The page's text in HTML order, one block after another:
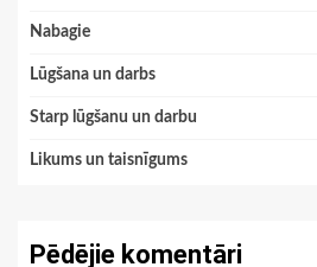
Nabagie
Lūgšana un darbs
Starp lūgšanu un darbu
Likums un taisnīgums
Pēdējie komentāri